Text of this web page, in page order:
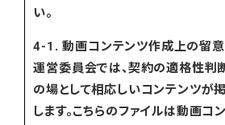
い。
4-1. 動画コンテンツ作成上の留意
運営委員会では、契約の適格性判
の場として相応しいコンテンツが
します。こちらのファイルは動画